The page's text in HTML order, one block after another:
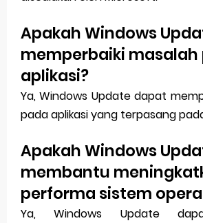
Apakah Windows
memperbaiki masalah
aplikasi?
Ya, Windows Update dapat
pada aplikasi yang terpasang
Apakah Windows
membantu
performa sistem
Ya, Windows Update